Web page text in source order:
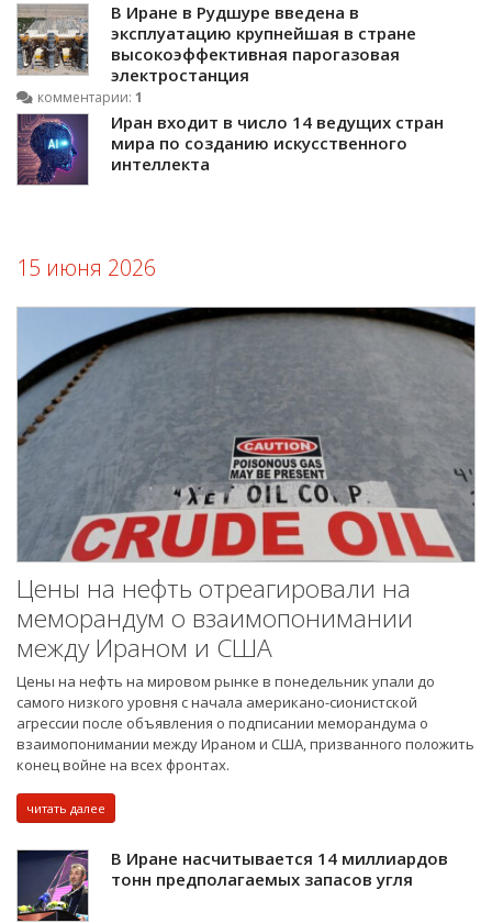
В Иране в Рудшуре введена в
эксплуатацию крупнейшая в стране
высокоэффективная парогазовая
электростанция
комментарии: 1
Иран входит в число 14 ведущих стран
мира по созданию искусственного
интеллекта
15 июня 2026
Цены на нефть отреагировали на
меморандум о взаимопонимании
между Ираном и США
Цены на нефть на мировом рынке в понедельник упали до
самого низкого уровня с начала американо-сионистской
агрессии после объявления о подписании меморандума о
взаимопонимании между Ираном и США, призванного положить
конец войне на всех фронтах.
читать далее
В Иране насчитывается 14 миллиардов
тонн предполагаемых запасов угля